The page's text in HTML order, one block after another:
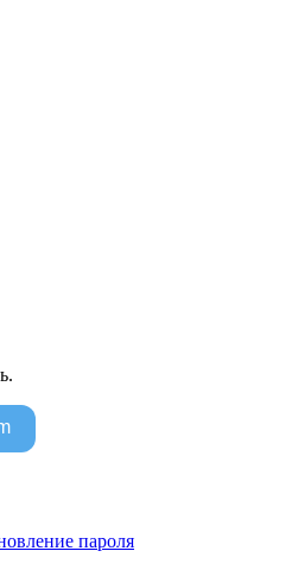
пароля